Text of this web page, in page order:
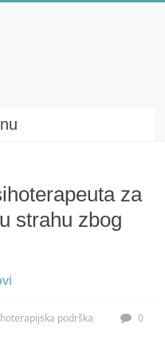
za
strahu zbog
podrška
0